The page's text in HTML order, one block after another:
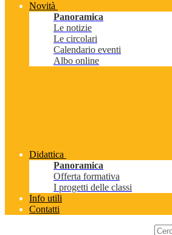
Novità
Panoramica
Le notizie
Le circolari
Calendario eventi
Albo online
Didattica
Panoramica
Offerta formativa
I progetti delle classi
Info utili
Contatti